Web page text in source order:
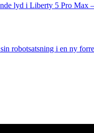
lyd i Liberty 5 Pro Max
robotsatsning i en ny